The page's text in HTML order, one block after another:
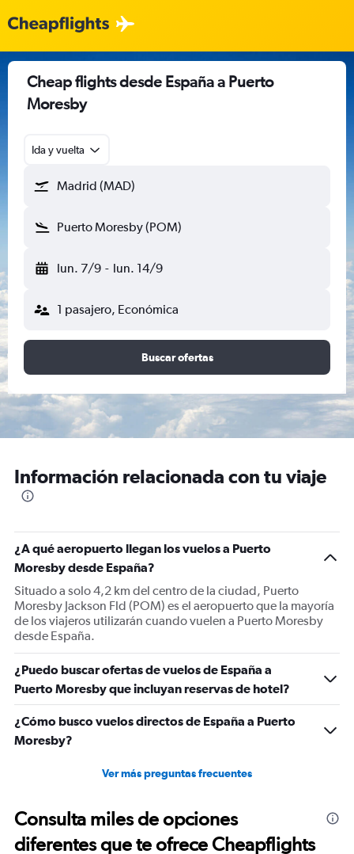
Cheap flights desde España a Puerto
Moresby
Ida y vuelta
Madrid (MAD)
Puerto Moresby (POM)
lun. 7/9 - lun. 14/9
1 pasajero, Económica
Buscar ofertas
Información relacionada con tu viaje
¿A qué aeropuerto llegan los vuelos a Puerto
Moresby desde España?
Situado a solo 4,2 km del centro de la ciudad, Puerto
Moresby Jackson Fld (POM) es el aeropuerto que la mayoría
de los viajeros utilizarán cuando vuelen a Puerto Moresby
desde España.
¿Puedo buscar ofertas de vuelos de España a
Puerto Moresby que incluyan reservas de hotel?
¿Cómo busco vuelos directos de España a Puerto
Moresby?
Ver más preguntas frecuentes
Consulta miles de opciones
diferentes que te ofrece Cheapflights